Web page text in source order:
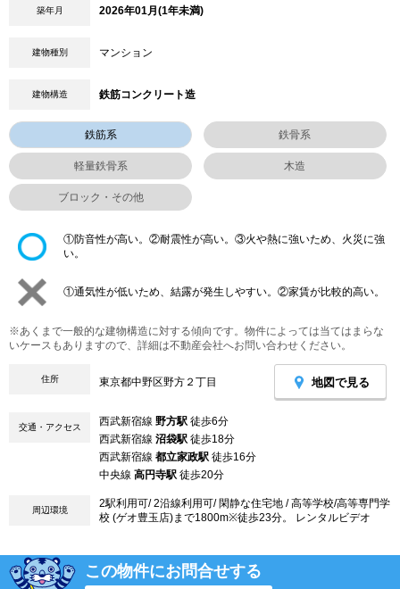
築年月 2026年01月(1年未満)
建物種別 マンション
建物構造 鉄筋コンクリート造
鉄筋系 鉄骨系
軽量鉄骨系 木造
ブロック・その他
①防音性が高い。②耐震性が高い。③火や熱に強いため、火災に強
い。
①通気性が低いため、結露が発生しやすい。②家賃が比較的高い。
※あくまで一般的な建物構造に対する傾向です。物件によっては当てはまらな
いケースもありますので、詳細は不動産会社へお問い合わせください。
住所 東京都中野区野方２丁目 地図で見る
交通・アクセス 西武新宿線 野方駅 徒歩6分
西武新宿線 沼袋駅 徒歩18分
西武新宿線 都立家政駅 徒歩16分
中央線 高円寺駅 徒歩20分
周辺環境
2駅利用可/ 2沿線利用可/ 閑静な住宅地 / 高等学校/高等専門学
校 (ゲオ豊玉店)まで1800m※徒歩23分。 レンタルビデオ
この物件にお問合せする